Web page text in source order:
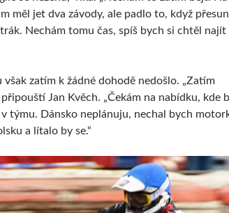
měl jet dva závody, ale padlo to, když
Nechám tomu čas, spíš bych si chtěl najít
zatím k žádné dohodě nedošlo. „Zatím
připouští Jan Kvěch. „Čekám na nabídku, kde
týmu. Dánsko neplánuju, nechal bych
a lítalo by se.“